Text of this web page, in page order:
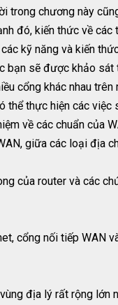
trong chương này
đó, kiến thức về
kỹ năng và kiến
bạn sẽ được khảo
cổng khác nhau trên
thể thực hiện các việc
về các chuẩn của
giữa các loại địa
của router và các
cổng nối tiếp WAN
địa lý rất rộng lớn